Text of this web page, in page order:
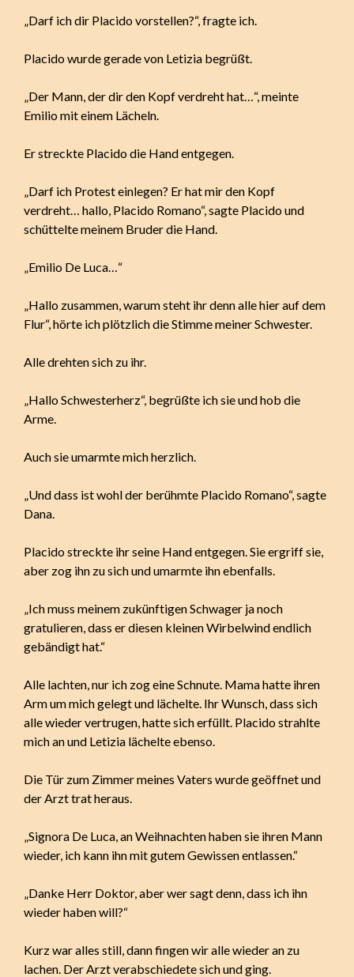
„Darf ich dir Placido vorstellen?“, fragte ich.
Placido wurde gerade von Letizia begrüßt.
„Der Mann, der dir den Kopf verdreht hat…“, meinte
Emilio mit einem Lächeln.
Er streckte Placido die Hand entgegen.
„Darf ich Protest einlegen? Er hat mir den Kopf
verdreht… hallo, Placido Romano“, sagte Placido und
schüttelte meinem Bruder die Hand.
„Emilio De Luca…“
„Hallo zusammen, warum steht ihr denn alle hier auf dem
Flur“, hörte ich plötzlich die Stimme meiner Schwester.
Alle drehten sich zu ihr.
„Hallo Schwesterherz“, begrüßte ich sie und hob die
Arme.
Auch sie umarmte mich herzlich.
„Und dass ist wohl der berühmte Placido Romano“, sagte
Dana.
Placido streckte ihr seine Hand entgegen. Sie ergriff sie,
aber zog ihn zu sich und umarmte ihn ebenfalls.
„Ich muss meinem zukünftigen Schwager ja noch
gratulieren, dass er diesen kleinen Wirbelwind endlich
gebändigt hat.“
Alle lachten, nur ich zog eine Schnute. Mama hatte ihren
Arm um mich gelegt und lächelte. Ihr Wunsch, dass sich
alle wieder vertrugen, hatte sich erfüllt. Placido strahlte
mich an und Letizia lächelte ebenso.
Die Tür zum Zimmer meines Vaters wurde geöffnet und
der Arzt trat heraus.
„Signora De Luca, an Weihnachten haben sie ihren Mann
wieder, ich kann ihn mit gutem Gewissen entlassen.“
„Danke Herr Doktor, aber wer sagt denn, dass ich ihn
wieder haben will?“
Kurz war alles still, dann fingen wir alle wieder an zu
lachen. Der Arzt verabschiedete sich und ging.